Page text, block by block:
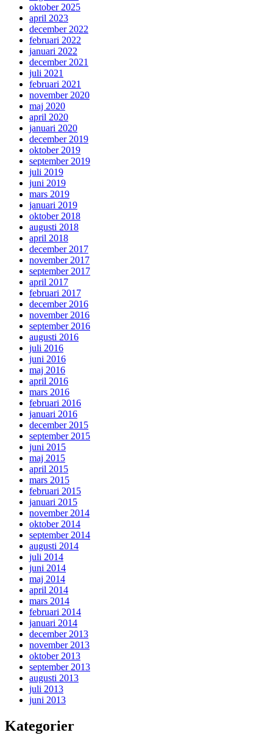
oktober 2025
april 2023
december 2022
februari 2022
januari 2022
december 2021
juli 2021
februari 2021
november 2020
maj 2020
april 2020
januari 2020
december 2019
oktober 2019
september 2019
juli 2019
juni 2019
mars 2019
januari 2019
oktober 2018
augusti 2018
april 2018
december 2017
november 2017
september 2017
april 2017
februari 2017
december 2016
november 2016
september 2016
augusti 2016
juli 2016
juni 2016
maj 2016
april 2016
mars 2016
februari 2016
januari 2016
december 2015
september 2015
juni 2015
maj 2015
april 2015
mars 2015
februari 2015
januari 2015
november 2014
oktober 2014
september 2014
augusti 2014
juli 2014
juni 2014
maj 2014
april 2014
mars 2014
februari 2014
januari 2014
december 2013
november 2013
oktober 2013
september 2013
augusti 2013
juli 2013
juni 2013
Kategorier